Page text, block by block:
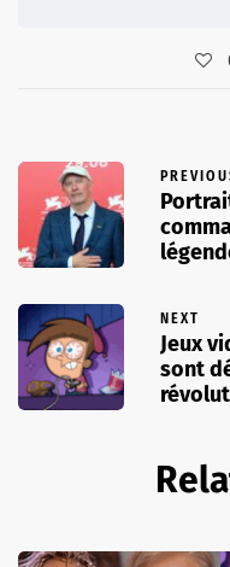
NEXT
Jeux
sont